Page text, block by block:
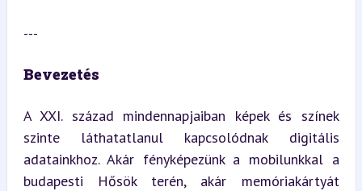
---
Bevezetés
A XXI. század mindennapjaiban képek és színek
szinte láthatatlanul kapcsolódnak digitális
adatainkhoz. Akár fényképezünk a mobilunkkal a
budapesti Hősök terén, akár memóriakártyát